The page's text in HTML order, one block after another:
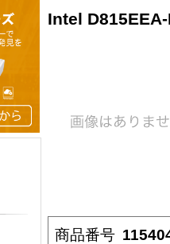
Intel
商品番号